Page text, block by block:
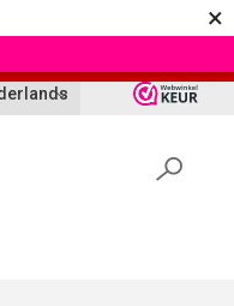
×
bestellingen
vakantie